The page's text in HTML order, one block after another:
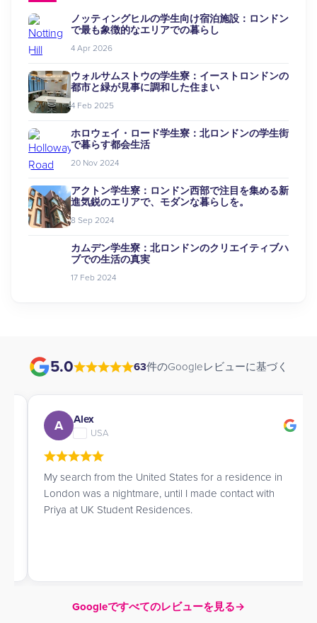
ノッティングヒルの学生向け宿泊施設：ロンドン
で最も象徴的なエリアでの暮らし
4 Apr 2026
ウォルサムストウの学生寮：イーストロンドンの
都市と緑が見事に調和した住まい
4 Feb 2025
ホロウェイ・ロード学生寮：北ロンドンの学生街
で暮らす都会生活
20 Nov 2024
アクトン学生寮：ロンドン西部で注目を集める新
進気鋭のエリアで、モダンな暮らしを。
8 Sep 2024
カムデン学生寮：北ロンドンのクリエイティブハ
ブでの生活の真実
17 Feb 2024
5.0 63件のGoogleレビューに基づく
A Alex
USA
My search from the United States for a residence in
London was a nightmare, until I made contact with
Priya at UK Student Residences.
Googleですべてのレビューを見る→